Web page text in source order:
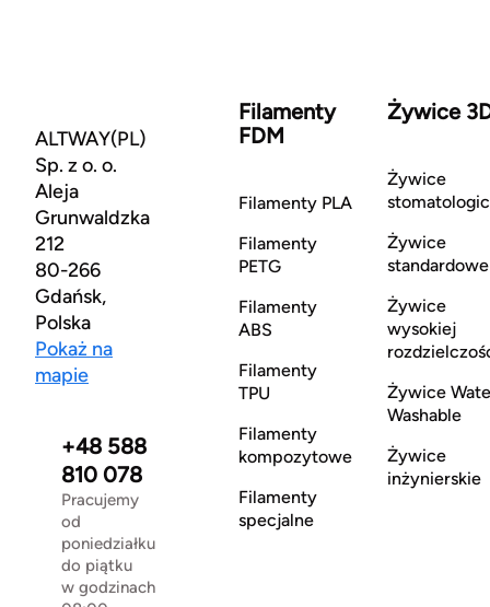
ALTWAY(PL)
Sp. z o. o.
Aleja
Grunwaldzka
212
80-266
Gdańsk,
Polska
Pokaż na
mapie
+48 588
810 078
Pracujemy
od
poniedziałku
do piątku
w godzinach
Filamenty
FDM
Filamenty PLA
Filamenty
PETG
Filamenty
ABS
Filamenty
TPU
Filamenty
kompozytowe
Filamenty
specjalne
Żywice
Żywice
Żywice
standardowe
Żywice
wysokiej
Żywice
Washable
Żywice
inżynierskie